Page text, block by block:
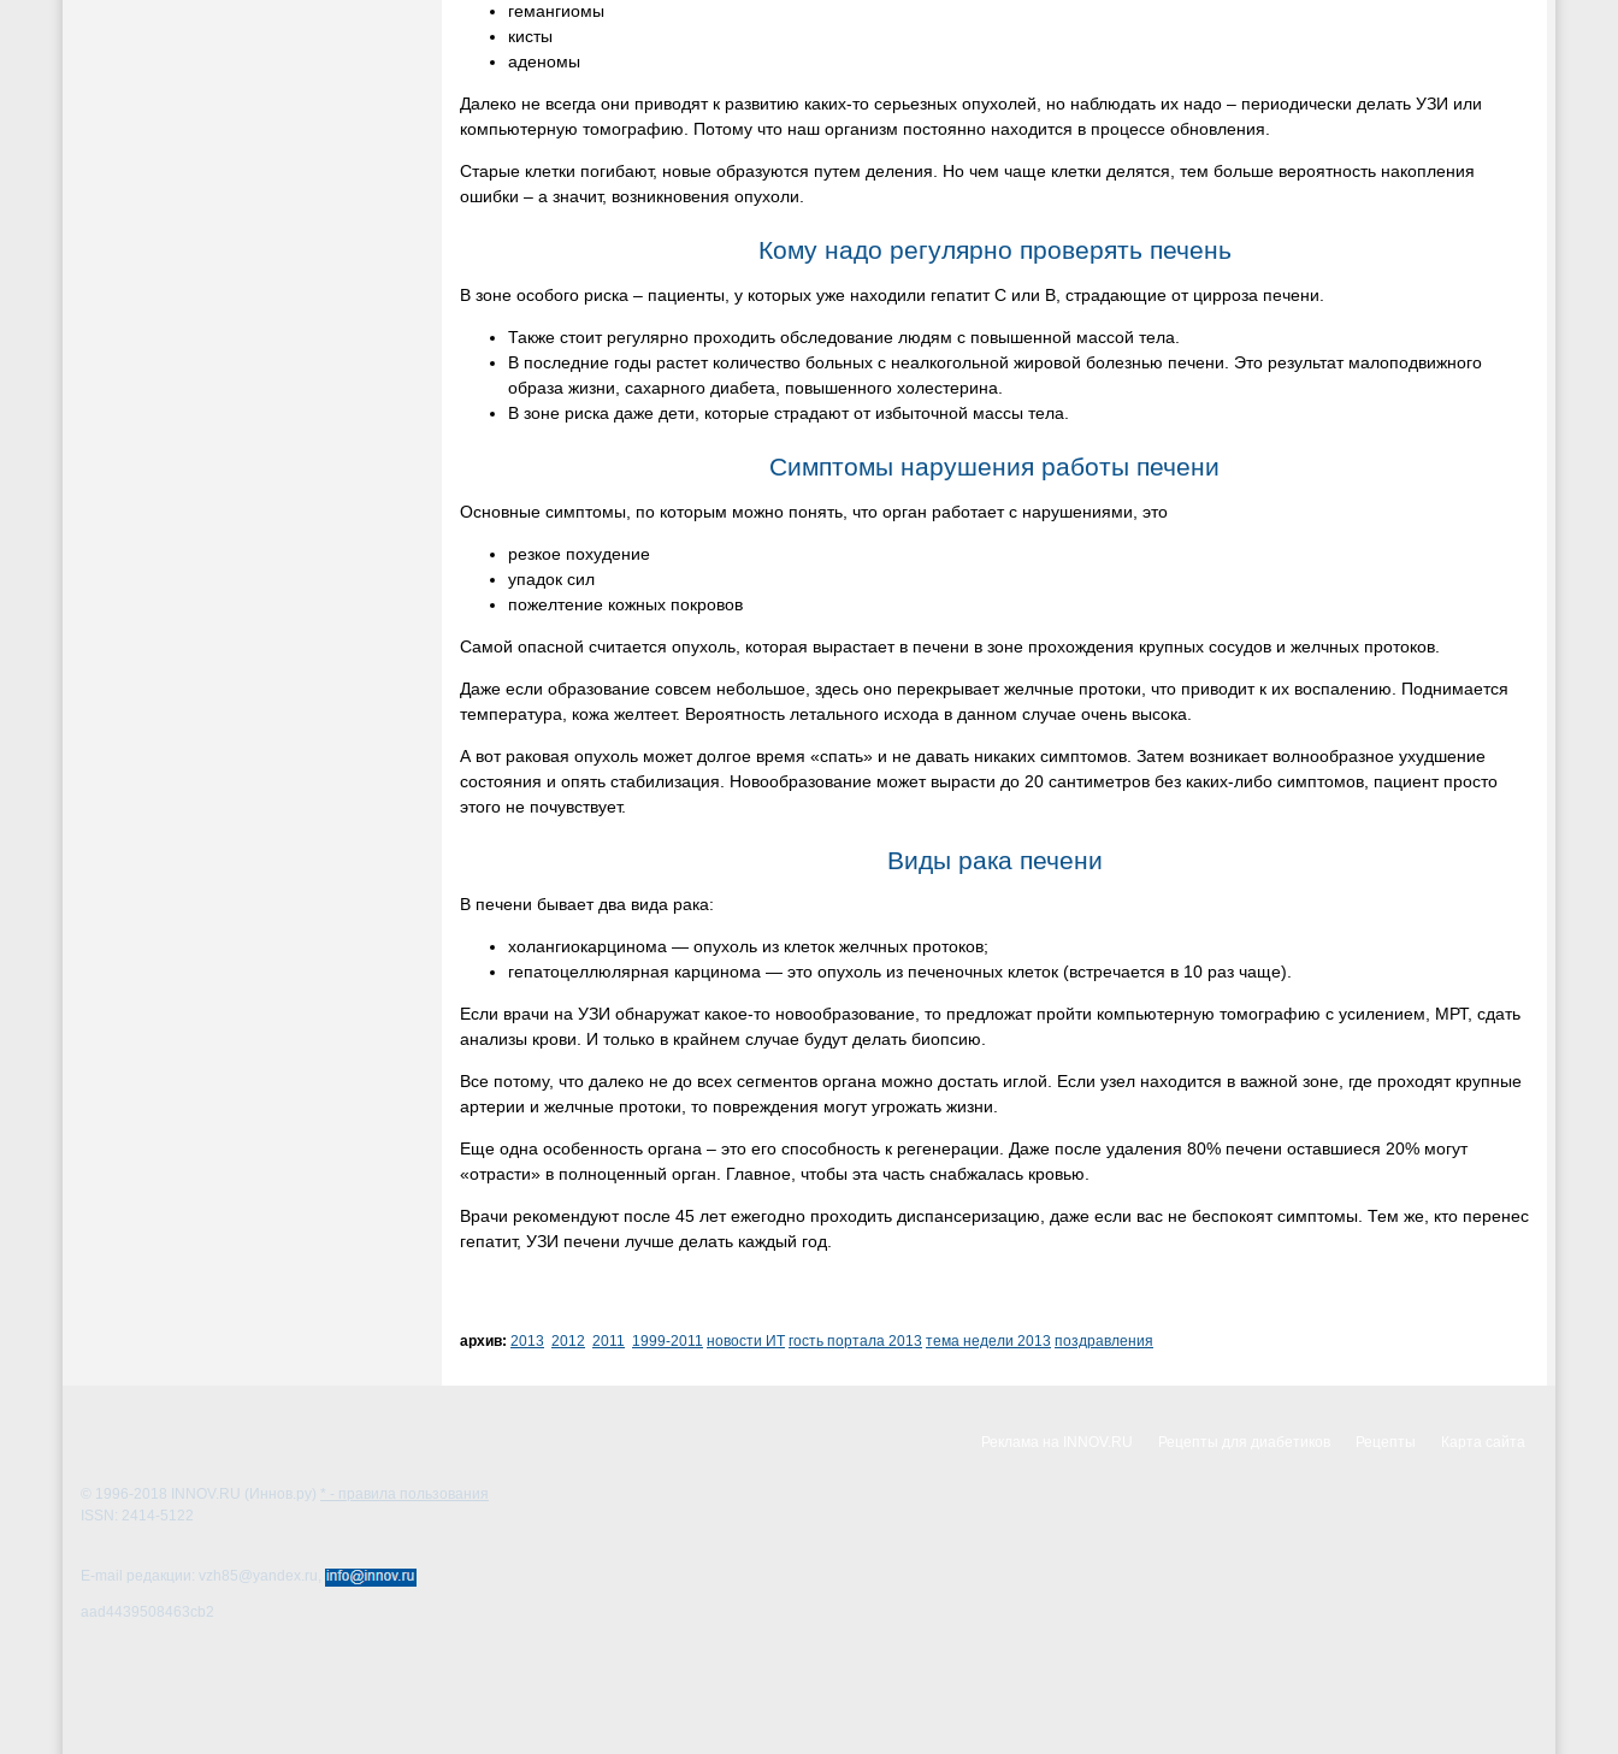
гемангиомы
кисты
аденомы
Далеко не всегда они приводят к развитию каких-то серьезных опухолей, но наблюдать их надо – периодически делать УЗИ или
компьютерную томографию. Потому что наш организм постоянно находится в процессе обновления.
Старые клетки погибают, новые образуются путем деления. Но чем чаще клетки делятся, тем больше вероятность накопления
ошибки – а значит, возникновения опухоли.
Кому надо регулярно проверять печень
В зоне особого риска – пациенты, у которых уже находили гепатит С или В, страдающие от цирроза печени.
Также стоит регулярно проходить обследование людям с повышенной массой тела.
В последние годы растет количество больных с неалкогольной жировой болезнью печени. Это результат малоподвижного
образа жизни, сахарного диабета, повышенного холестерина.
В зоне риска даже дети, которые страдают от избыточной массы тела.
Симптомы нарушения работы печени
Основные симптомы, по которым можно понять, что орган работает с нарушениями, это
резкое похудение
упадок сил
пожелтение кожных покровов
Самой опасной считается опухоль, которая вырастает в печени в зоне прохождения крупных сосудов и желчных протоков.
Даже если образование совсем небольшое, здесь оно перекрывает желчные протоки, что приводит к их воспалению. Поднимается
температура, кожа желтеет. Вероятность летального исхода в данном случае очень высока.
А вот раковая опухоль может долгое время «спать» и не давать никаких симптомов. Затем возникает волнообразное ухудшение
состояния и опять стабилизация. Новообразование может вырасти до 20 сантиметров без каких-либо симптомов, пациент просто
этого не почувствует.
Виды рака печени
В печени бывает два вида рака:
холангиокарцинома — опухоль из клеток желчных протоков;
гепатоцеллюлярная карцинома — это опухоль из печеночных клеток (встречается в 10 раз чаще).
Если врачи на УЗИ обнаружат какое-то новообразование, то предложат пройти компьютерную томографию с усилением, МРТ, сдать
анализы крови. И только в крайнем случае будут делать биопсию.
Все потому, что далеко не до всех сегментов органа можно достать иглой. Если узел находится в важной зоне, где проходят крупные
артерии и желчные протоки, то повреждения могут угрожать жизни.
Еще одна особенность органа – это его способность к регенерации. Даже после удаления 80% печени оставшиеся 20% могут
«отрасти» в полноценный орган. Главное, чтобы эта часть снабжалась кровью.
Врачи рекомендуют после 45 лет ежегодно проходить диспансеризацию, даже если вас не беспокоят симптомы. Тем же, кто перенес
гепатит, УЗИ печени лучше делать каждый год.
архив: 2013 2012 2011 1999-2011 новости ИТ гость портала 2013 тема недели 2013 поздравления
© 1996-2018 INNOV.RU (Иннов.ру) * - правила пользования
ISSN: 2414-5122
E-mail редакции: vzh85@yandex.ru,
aad4439508463cb2